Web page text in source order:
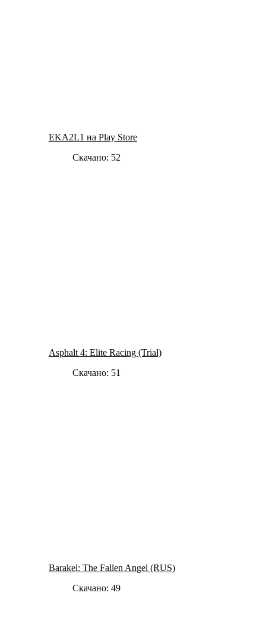
EKA2L1 на Play Store
Скачано: 52
Asphalt 4: Elite Racing (Trial)
Скачано: 51
Barakel: The Fallen Angel (RUS)
Скачано: 49